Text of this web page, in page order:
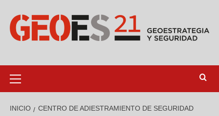
INICIO
CENTRO DE ADIESTRAMIENTO DE SEGURIDAD